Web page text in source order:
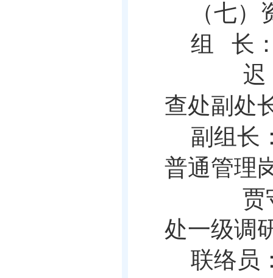
（七
组
长
迟
查处副处
副组长
普通管理
贾
处一级调
联络员